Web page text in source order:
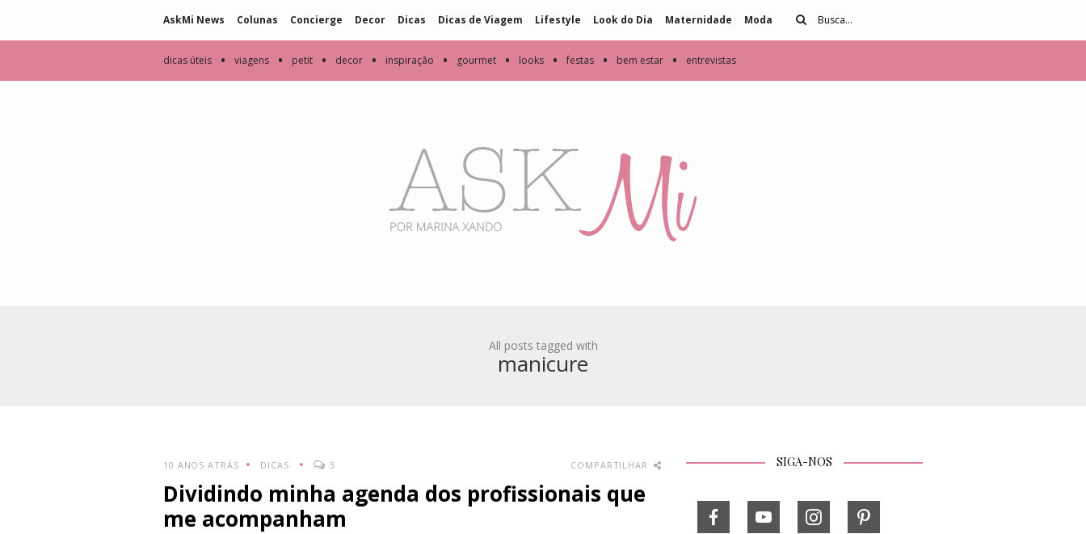
AskMi News Colunas Concierge Decor Dicas Dicas de Viagem Lifestyle Look do Dia Maternidade Moda
dicas úteis • viagens • petit • decor • inspiração • gourmet • looks • festas • bem estar • entrevistas
All posts tagged with
manicure
10 ANOS ATRÁS DICAS 3 COMPARTILHAR
Dividindo minha agenda dos profissionais que
me acompanham
SIGA-NOS